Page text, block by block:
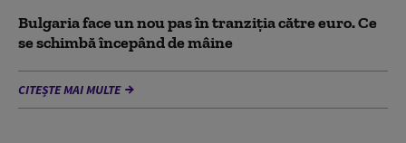
Bulgaria face un nou pas în tranziţia către euro. Ce
se schimbă începând de mâine
CITEȘTE MAI MULTE